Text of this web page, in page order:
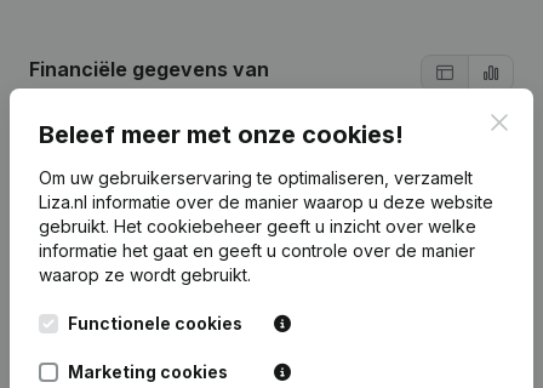
Financiële gegevens van
2024 2023 2022
Winst/Verlies €1.665.722 €1.033.232 €306.030
Eigen
vermogen
Brutomarge €10.163.171 €
Beleef meer met onze cookies!
Om uw gebruikerservaring te optimaliseren, verzamelt
Liza.nl informatie over de manier waarop u deze website
gebruikt. Het cookiebeheer geeft u inzicht over welke
informatie het gaat en geeft u controle over de manier
waarop ze wordt gebruikt.
Functionele cookies
Marketing cookies